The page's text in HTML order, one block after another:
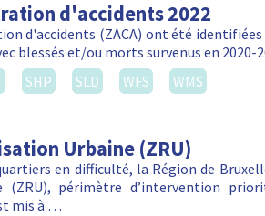
d'accidents 2022
d'accidents (ZACA) ont été
blessés et/ou morts survenus en
SHP SLD WFS WMS
Urbaine (ZRU)
en difficulté, la Région de
(ZRU), périmètre d’intervention
mis à …